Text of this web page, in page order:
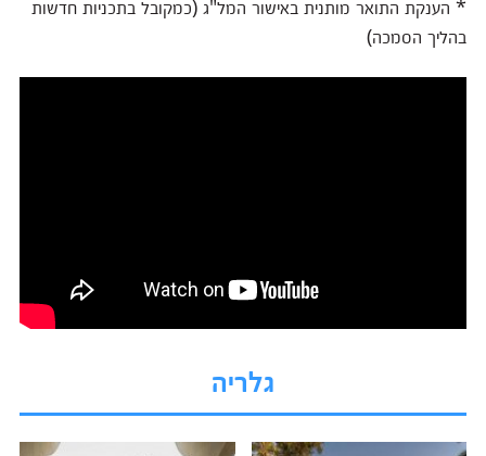
* הענקת התואר מותנית באישור המל"ג (כמקובל בתכניות חדשות
בהליך הסמכה)
גלריה